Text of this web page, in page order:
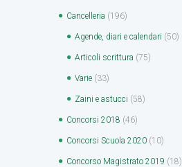
Cancelleria (196)
Agende, diari e calendari (50)
Articoli scrittura (75)
Varie (33)
Zaini e astucci (58)
Concorsi 2018 (46)
Concorsi Scuola 2020 (10)
Concorso Magistrato 2019 (18)